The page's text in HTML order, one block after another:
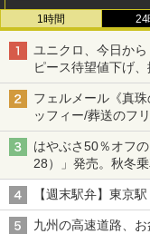
1時間 24
ユニクロ、今日か
ピース待望値下げ
フェルメール《真
ッフィー/葬送のフ
はやぶさ50％オフ
28）」発売。秋冬
【週末駅弁】東京
九州の高速道路、